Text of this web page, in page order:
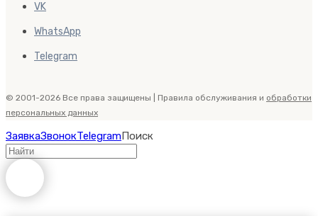
VK
WhatsApp
Telegram
© 2001-2026 Все права защищены | Правила обслуживания и обработки
персональных данных
ЗаявкаЗвонокTelegramПоиск